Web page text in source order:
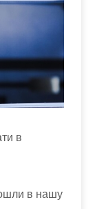
в
в нашу